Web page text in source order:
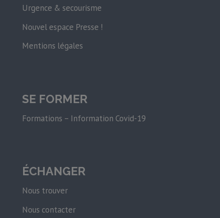
Urgence & secourisme
Nouvel espace Presse !
Mentions légales
SE FORMER
Formations – Information Covid-19
ÉCHANGER
Nous trouver
Nous contacter